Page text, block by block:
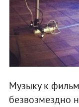
Музыку к
безвозмездно